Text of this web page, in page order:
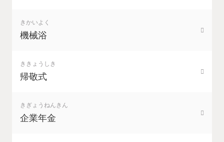
きかいよく
機械浴
ききょうしき
帰敬式
きぎょうねんきん
企業年金